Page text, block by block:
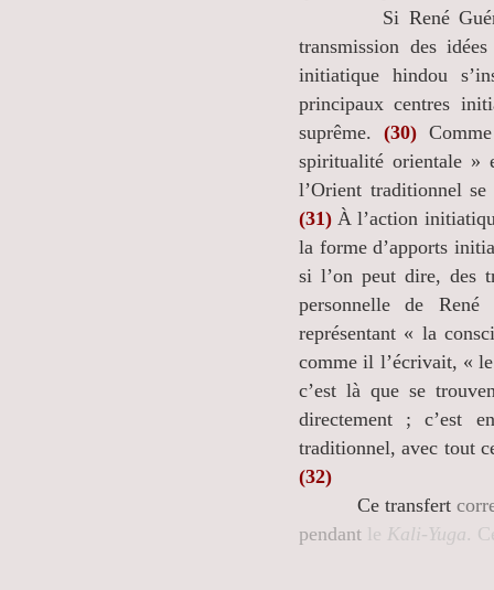
Si René Guénon
transmission des
initiatique hindou
principaux centres
suprême.(30)
spiritualité orientale »
l’Orient traditionnel
(31) À l’action
la forme d’apports
si l’on peut dire, des
personnelle de
représentant « la
comme il l’écrivait, «
c’est là que se
directement ; c’est
traditionnel, avec tout
(32)
Ce transfert
pendant le Kali-Yuga.